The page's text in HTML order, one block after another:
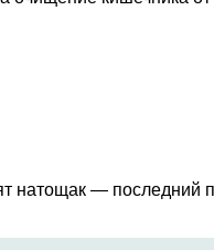
натощак — последний